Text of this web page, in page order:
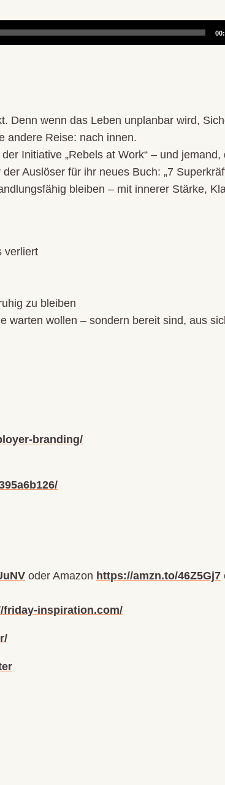
Denn wenn das Leben unplanbar wird,
andere Reise: nach innen.
Initiative „Rebels at Work“ – und
Auslöser für ihr neues Buch: „7
bleiben – mit innerer Stärke,
verliert
zu bleiben
warten wollen – sondern bereit sind, aus
branding/
oder Amazon https://amzn.to/46Z5Gj7
friday-inspiration.com/